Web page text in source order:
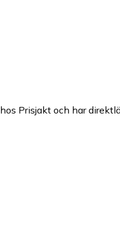
Prisjakt och har